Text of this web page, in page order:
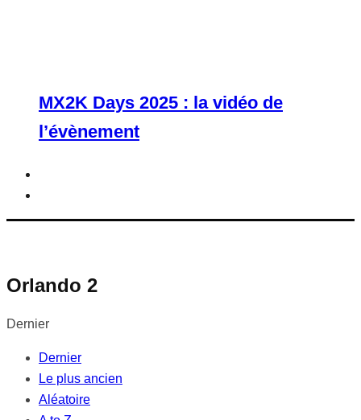
MX2K Days 2025 : la vidéo de
l’évènement
Orlando 2
Dernier
Dernier
Le plus ancien
Aléatoire